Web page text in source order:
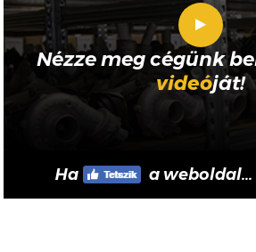
Nézze meg cégünk
videóját!
Ha a